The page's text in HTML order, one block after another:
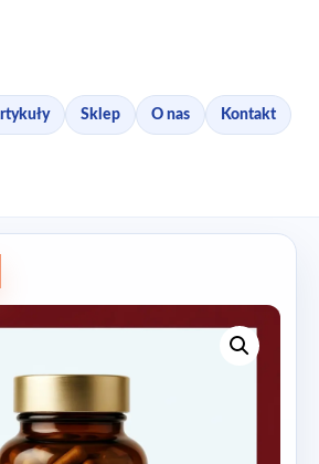
Sklep O nas Kontakt